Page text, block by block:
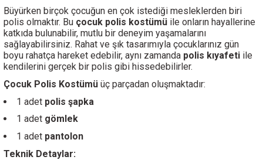
Büyürken birçok çocuğun en çok istediği mesleklerden biri
polis olmaktır. Bu çocuk polis kostümü ile onların hayallerine
katkıda bulunabilir, mutlu bir deneyim yaşamalarını
sağlayabilirsiniz. Rahat ve şık tasarımıyla çocuklarınız gün
boyu rahatça hareket edebilir, aynı zamanda polis kıyafeti ile
kendilerini gerçek bir polis gibi hissedebilirler.
Çocuk Polis Kostümü üç parçadan oluşmaktadır:
1 adet polis şapka
1 adet gömlek
1 adet pantolon
Teknik Detaylar: